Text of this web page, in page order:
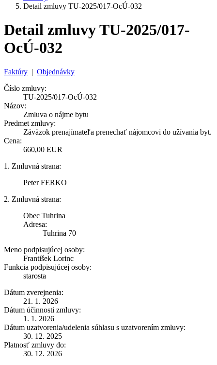
Detail zmluvy TU-2025/017-OcÚ-032
Detail zmluvy TU-2025/017-
OcÚ-032
Faktúry | Objednávky
Číslo zmluvy:
TU-2025/017-OcÚ-032
Názov:
Zmluva o nájme bytu
Predmet zmluvy:
Záväzok prenajímateľa prenechať nájomcovi do užívania byt.
Cena:
660,00 EUR
1. Zmluvná strana:
Peter FERKO
2. Zmluvná strana:
Obec Tuhrina
Adresa:
Tuhrina 70
Meno podpisujúcej osoby:
František Lorinc
Funkcia podpisujúcej osoby:
starosta
Dátum zverejnenia:
21. 1. 2026
Dátum účinnosti zmluvy:
1. 1. 2026
Dátum uzatvorenia/udelenia súhlasu s uzatvorením zmluvy:
30. 12. 2025
Platnosť zmluvy do:
30. 12. 2026